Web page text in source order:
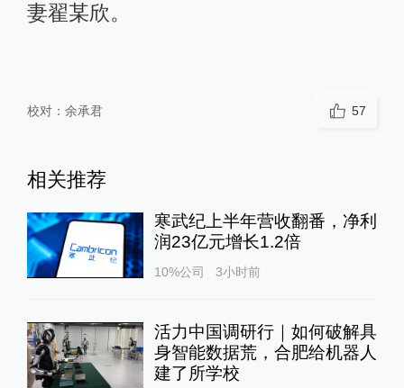
妻翟某欣。
校对： 余承君 57
相关推荐
寒武纪上半年营收翻番，净利
润23亿元增长1.2倍
10%公司 3小时前
活力中国调研行｜如何破解具
身智能数据荒，合肥给机器人
建了所学校